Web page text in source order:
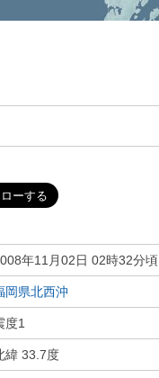
年11月02日 02時32分頃
岡県北西沖
度1
緯 33.7度